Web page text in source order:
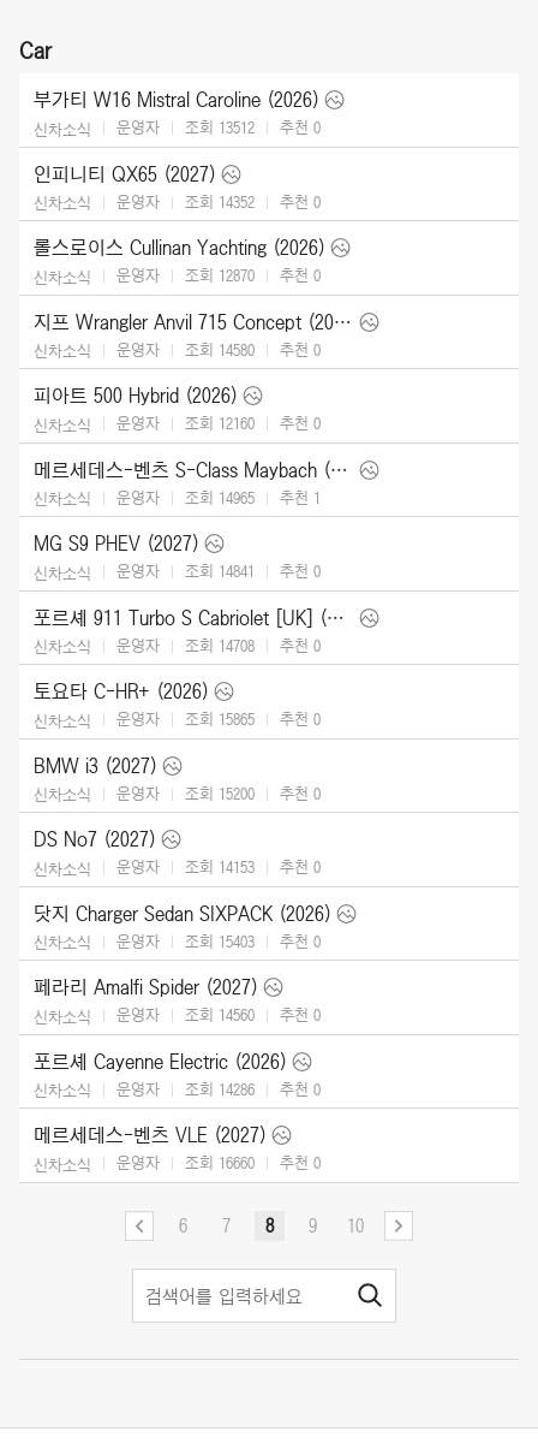
Car
부가티 W16 Mistral Caroline (2026)
신차소식 운영자 조회 13512 추천 0
인피니티 QX65 (2027)
신차소식 운영자 조회 14352 추천 0
롤스로이스 Cullinan Yachting (2026)
신차소식 운영자 조회 12870 추천 0
지프 Wrangler Anvil 715 Concept (2026)
신차소식 운영자 조회 14580 추천 0
피아트 500 Hybrid (2026)
신차소식 운영자 조회 12160 추천 0
메르세데스-벤츠 S-Class Maybach (2027)
신차소식 운영자 조회 14965 추천 1
MG S9 PHEV (2027)
신차소식 운영자 조회 14841 추천 0
포르셰 911 Turbo S Cabriolet [UK] (2026)
신차소식 운영자 조회 14708 추천 0
토요타 C-HR+ (2026)
신차소식 운영자 조회 15865 추천 0
BMW i3 (2027)
신차소식 운영자 조회 15200 추천 0
DS No7 (2027)
신차소식 운영자 조회 14153 추천 0
닷지 Charger Sedan SIXPACK (2026)
신차소식 운영자 조회 15403 추천 0
페라리 Amalfi Spider (2027)
신차소식 운영자 조회 14560 추천 0
포르셰 Cayenne Electric (2026)
신차소식 운영자 조회 14286 추천 0
메르세데스-벤츠 VLE (2027)
신차소식 운영자 조회 16660 추천 0
6 7 8 9 10